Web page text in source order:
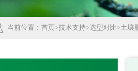
当前位置： 首页 >技术支持>选型对比>土壤